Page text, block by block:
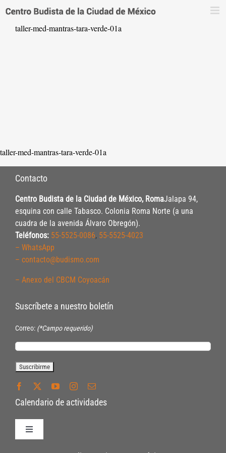
contenidotaller-med-mantras-tara-verde-01a
taller-med-mantras-tara-verde-01a
Contacto
Centro Budista de la Ciudad de México, RomaJalapa 94,
esquina con calle Tabasco. Colonia Roma Norte (a una
cuadra de la avenida Álvaro Obregón).
Teléfonos: 55-5525-0086, 55-5525-4023
– WhatsApp
– contacto@budismo.com
– Anexo del CBCM Coyoacán
Suscríbete a nuestro boletín
Correo: (*Campo requerido)
Calendario de actividades
Toggle